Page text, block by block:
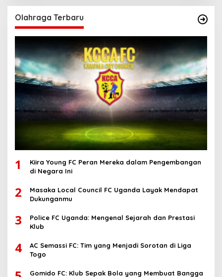
Olahraga Terbaru
1
Kiira Young FC Peran Mereka dalam Pengembangan
di Negara Ini
2
Masaka Local Council FC Uganda Layak Mendapat
Dukunganmu
3
Police FC Uganda: Mengenal Sejarah dan Prestasi
Klub
4
AC Semassi FC: Tim yang Menjadi Sorotan di Liga
Togo
Gomido FC: Klub Sepak Bola yang Membuat Bangga